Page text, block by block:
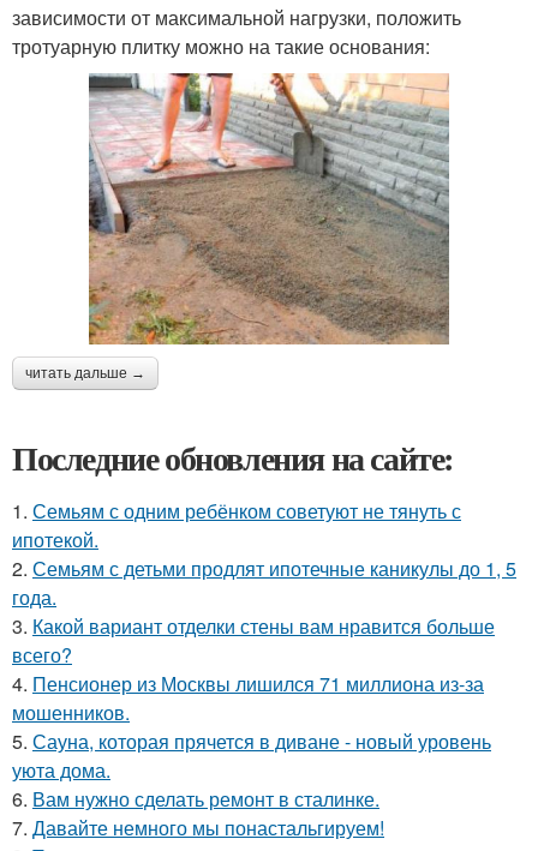
зависимости от максимальной нагрузки, положить
тротуарную плитку можно на такие основания:
читать дальше →
Последние обновления на сайте:
1. Семьям с одним ребёнком советуют не тянуть с
ипотекой.
2. Семьям с детьми продлят ипотечные каникулы до 1, 5
года.
3. Какой вариант отделки стены вам нравится больше
всего?
4. Пенсионер из Москвы лишился 71 миллиона из-за
мошенников.
5. Сауна, которая прячется в диване - новый уровень
уюта дома.
6. Вам нужно сделать ремонт в сталинке.
7. Давайте немного мы понастальгируем!